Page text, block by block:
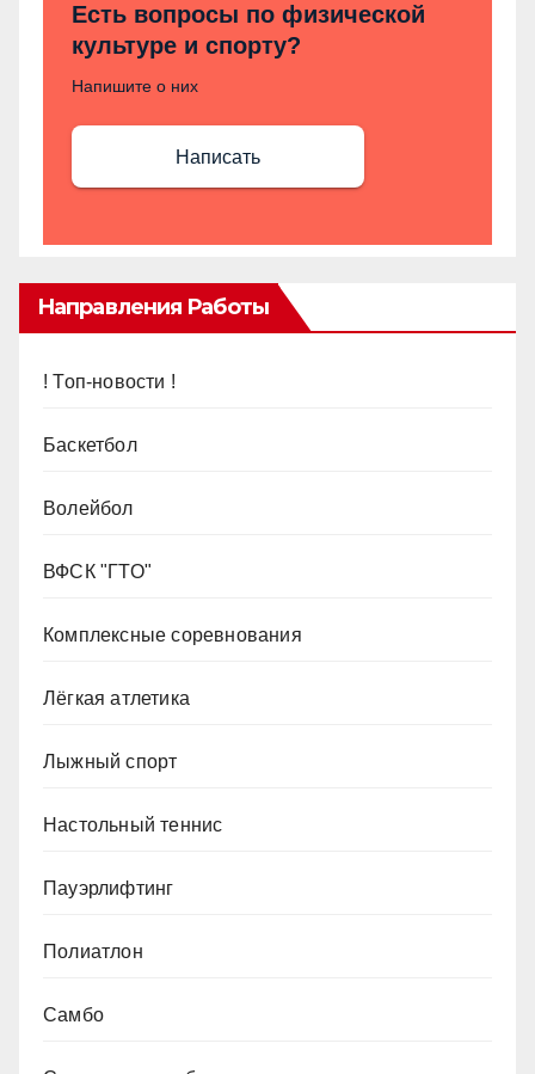
Есть вопросы по физической
культуре и спорту?
Напишите о них
Написать
Направления Работы
! Топ-новости !
Баскетбол
Волейбол
ВФСК "ГТО"
Комплексные соревнования
Лёгкая атлетика
Лыжный спорт
Настольный теннис
Пауэрлифтинг
Полиатлон
Самбо